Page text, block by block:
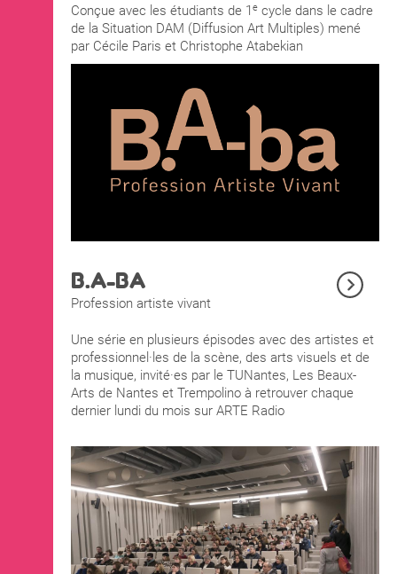
Conçue avec les étudiants de 1 e cycle dans le cadre
de la Situation DAM (Diffusion Art Multiples) mené
par Cécile Paris et Christophe Atabekian
B.A-BA
Profession artiste vivant
Une série en plusieurs épisodes avec des artistes et
professionnel·les de la scène, des arts visuels et de
la musique, invité·es par le TUNantes, Les Beaux-
Arts de Nantes et Trempolino à retrouver chaque
dernier lundi du mois sur ARTE Radio